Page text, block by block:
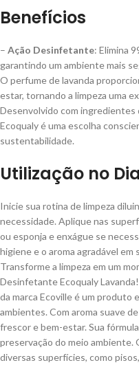
Benefícios
– Ação Desinfetante: Elimina
garantindo um ambiente mais
O perfume de lavanda
estar, tornando a limpeza uma
Desenvolvido com ingredientes
Ecoqualy é uma escolha
sustentabilidade.
Utilização no
Inicie sua rotina de limpeza
necessidade. Aplique nas
ou esponja e enxágue se
higiene e o aroma agradável em
Transforme a limpeza em um
Desinfetante Ecoqualy
da marca Ecoville é um produto
ambientes. Com aroma suave
frescor e bem-estar. Sua
preservação do meio ambiente.
diversas superfícies, como